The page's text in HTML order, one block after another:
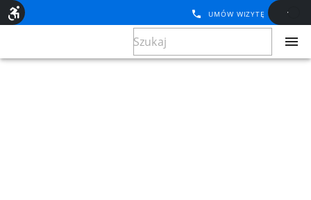
UMÓW WIZYTĘ